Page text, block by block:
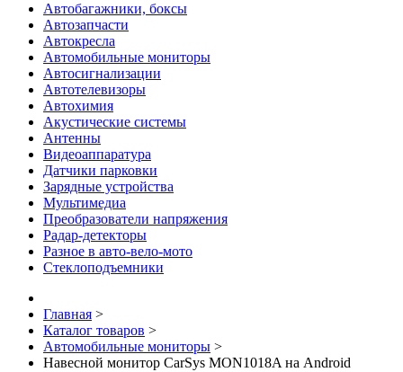
Автобагажники, боксы
Автозапчасти
Автокресла
Автомобильные мониторы
Автосигнализации
Автотелевизоры
Автохимия
Акустические системы
Антенны
Видеоаппаратура
Датчики парковки
Зарядные устройства
Мультимедиа
Преобразователи напряжения
Радар-детекторы
Разное в авто-вело-мото
Стеклоподъемники
Главная >
Каталог товаров >
Автомобильные мониторы >
Навесной монитор CarSys MON1018A на Android